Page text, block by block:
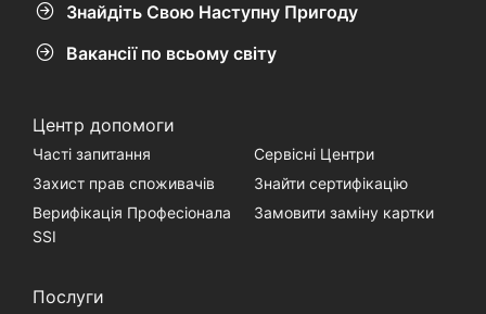
Знайдіть Свою Наступну Пригоду
Вакансії по всьому світу
Центр допомоги
Часті запитання
Сервісні Центри
Захист прав споживачів
Знайти сертифікацію
Верифікація Професіонала
SSI
Замовити заміну картки
Послуги